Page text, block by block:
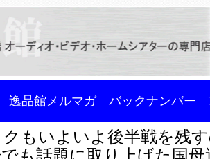
逸品館メルマガ バックナンバー
もいよいよ後半戦を残